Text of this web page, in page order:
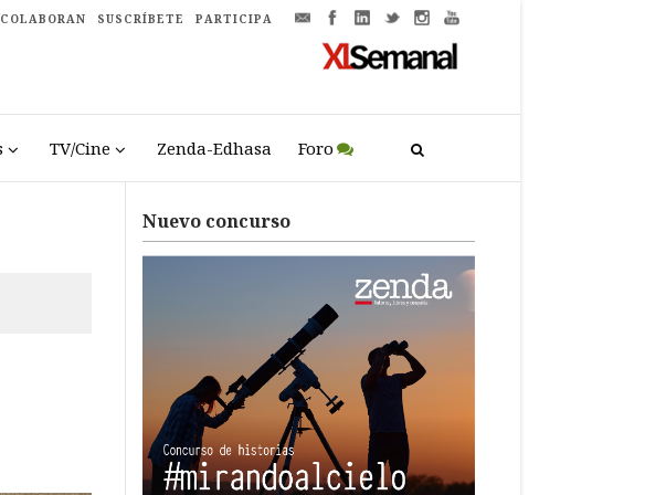
COLABORAN SUSCRÍBETE PARTICIPA
TV/Cine Zenda-Edhasa Foro
Nuevo concurso